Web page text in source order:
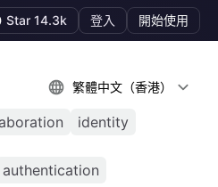
Star 14.3k 登入 開始使用
繁體中文（香港）
identity
authentication